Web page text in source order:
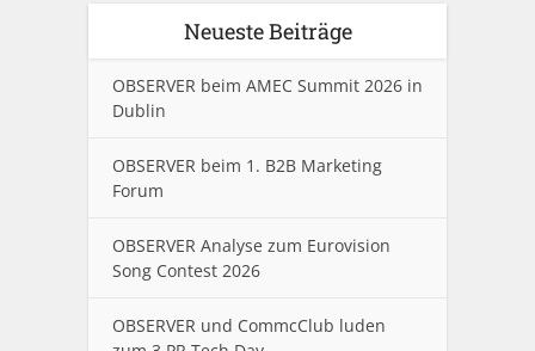
Neueste Beiträge
OBSERVER beim AMEC Summit 2026 in
Dublin
OBSERVER beim 1. B2B Marketing
Forum
OBSERVER Analyse zum Eurovision
Song Contest 2026
OBSERVER und CommcClub luden